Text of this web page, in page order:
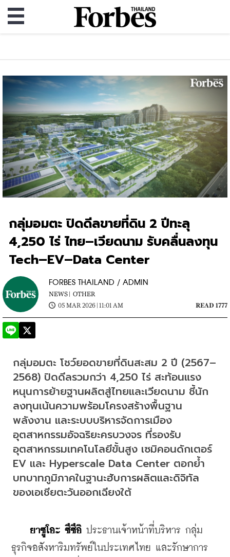
กลุ่มอมตะ ปิดดีลขายที่ดิน 2 ปีทะลุ
4,250 ไร่ ไทย–เวียดนาม รับคลื่นลงทุน
Tech–EV–Data Center
FORBES THAILAND / ADMIN
NEWS | OTHER
05 MAR 2026 | 11:01 AM
READ 1777
กลุ่มอมตะ โชว์ยอดขายที่ดินสะสม 2 ปี (2567–
2568) ปิดดีลรวมกว่า 4,250 ไร่ สะท้อนแรง
หนุนการย้ายฐานผลิตสู่ไทยและเวียดนาม ชี้นัก
ลงทุนเน้นความพร้อมโครงสร้างพื้นฐาน
พลังงาน และระบบบริหารจัดการเมือง
อุตสาหกรรมอัจฉริยะครบวงจร ที่รองรับ
อุตสาหกรรมเทคโนโลยีขั้นสูง เซมิคอนดักเตอร์
EV และ Hyperscale Data Center ตอกย้ำ
บทบาทภูมิภาคในฐานะฮับการผลิตและดิจิทัล
ของเอเชียตะวันออกเฉียงใต้
ยาซูโอะ ซึซึอิ ประธานเจ้าหน้าที่บริหาร กลุ่ม
ธุรกิจอสังหาริมทรัพย์ในประเทศไทย และรักษาการ